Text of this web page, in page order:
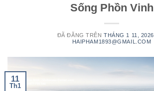
Sống Phồn Vinh
ĐÃ ĐĂNG TRÊNTHÁNG 1 11, 2026
HAIPHAM1893@GMAIL.COM
11
Th1